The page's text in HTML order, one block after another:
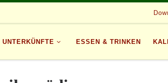
UNTERKÜNFTE ESSEN & TRINKEN